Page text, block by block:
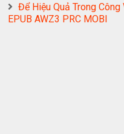
Để Hiệu Quả Trong
EPUB AWZ3 PRC MOBI